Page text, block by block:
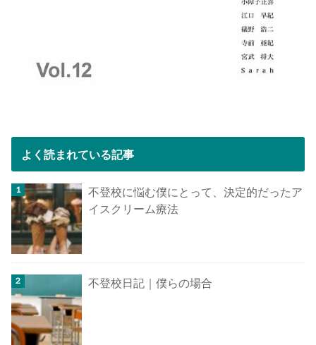
よく読まれている記事
不登校に悩む僕にとって、決定的だったア
イスクリーム療法
不登校日記｜僕らの場合